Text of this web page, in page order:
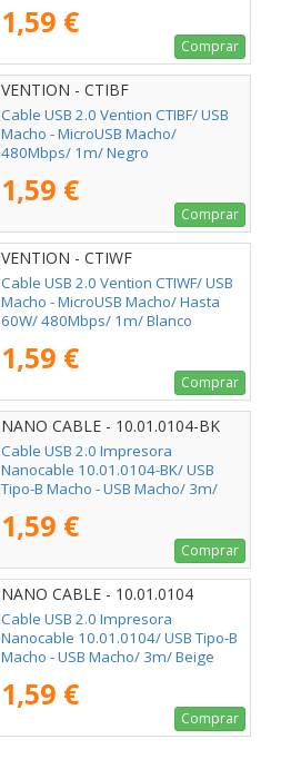
1,59 €
Comprar
VENTION - CTIBF
Cable USB 2.0 Vention CTIBF/ USB
Macho - MicroUSB Macho/
480Mbps/ 1m/ Negro
1,59 €
Comprar
VENTION - CTIWF
Cable USB 2.0 Vention CTIWF/ USB
Macho - MicroUSB Macho/ Hasta
60W/ 480Mbps/ 1m/ Blanco
1,59 €
Comprar
NANO CABLE - 10.01.0104-BK
Cable USB 2.0 Impresora
Nanocable 10.01.0104-BK/ USB
Tipo-B Macho - USB Macho/ 3m/
1,59 €
Comprar
NANO CABLE - 10.01.0104
Cable USB 2.0 Impresora
Nanocable 10.01.0104/ USB Tipo-B
Macho - USB Macho/ 3m/ Beige
1,59 €
Comprar